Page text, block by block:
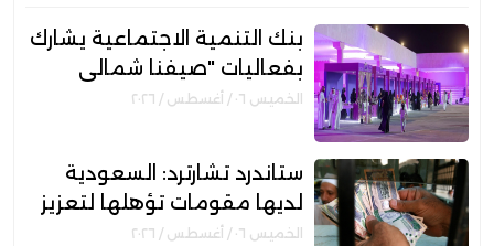
بنك التنمية الاجتماعية يشارك
بفعاليات "صيفنا شمالي
2026" لتمكين رواد الأعمالالخميس ٠٦ / أغسطس / ٢٠٢٦
ستاندرد تشارترد: السعودية
لديها مقومات تؤهلها لتعزيز
مكانتها بمجال التمويل
الخميس ٠٦ / أغسطس / ٢٠٢٦